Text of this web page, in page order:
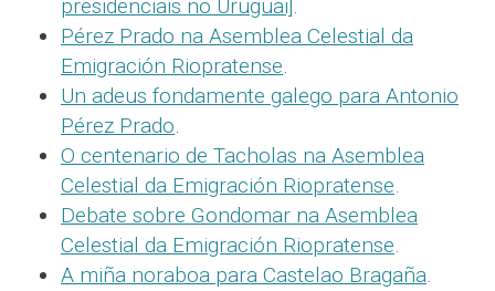
presidenciais no Uruguai].
Pérez Prado na Asemblea Celestial da
Emigración Riopratense.
Un adeus fondamente galego para Antonio
Pérez Prado.
O centenario de Tacholas na Asemblea
Celestial da Emigración Riopratense.
Debate sobre Gondomar na Asemblea
Celestial da Emigración Riopratense.
A miña noraboa para Castelao Bragaña.